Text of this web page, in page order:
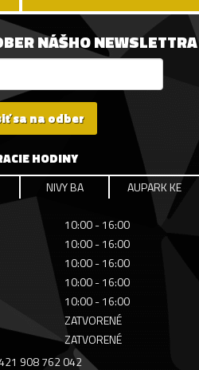
NÁŠHO NEWSLETTRA
sa na odber
HODINY
NIVY BA AUPARK KE
10:00 - 16:00
10:00 - 16:00
10:00 - 16:00
10:00 - 16:00
10:00 - 16:00
ZATVORENÉ
ZATVORENÉ
908 762 042